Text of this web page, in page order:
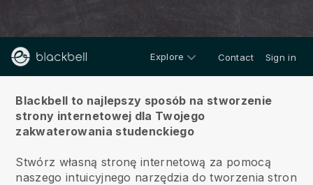
Explore Contact Sign in
Blackbell to najlepszy sposób na stworzenie
strony internetowej dla Twojego
zakwaterowania studenckiego
Stwórz własną stronę internetową za pomocą
naszego intuicyjnego narzędzia do tworzenia stron